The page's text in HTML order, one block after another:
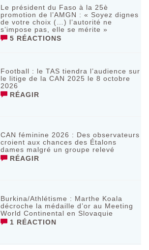
Le président du Faso à la 25è
promotion de l’AMGN : « Soyez dignes
de votre choix (…) l’autorité ne
s’impose pas, elle se mérite »
5 RÉACTIONS
Football : le TAS tiendra l’audience sur
le litige de la CAN 2025 le 8 octobre
2026
RÉAGIR
CAN féminine 2026 : Des observateurs
croient aux chances des Étalons
dames malgré un groupe relevé
RÉAGIR
Burkina/Athlétisme : Marthe Koala
décroche la médaille d’or au Meeting
World Continental en Slovaquie ‎
1 RÉACTION